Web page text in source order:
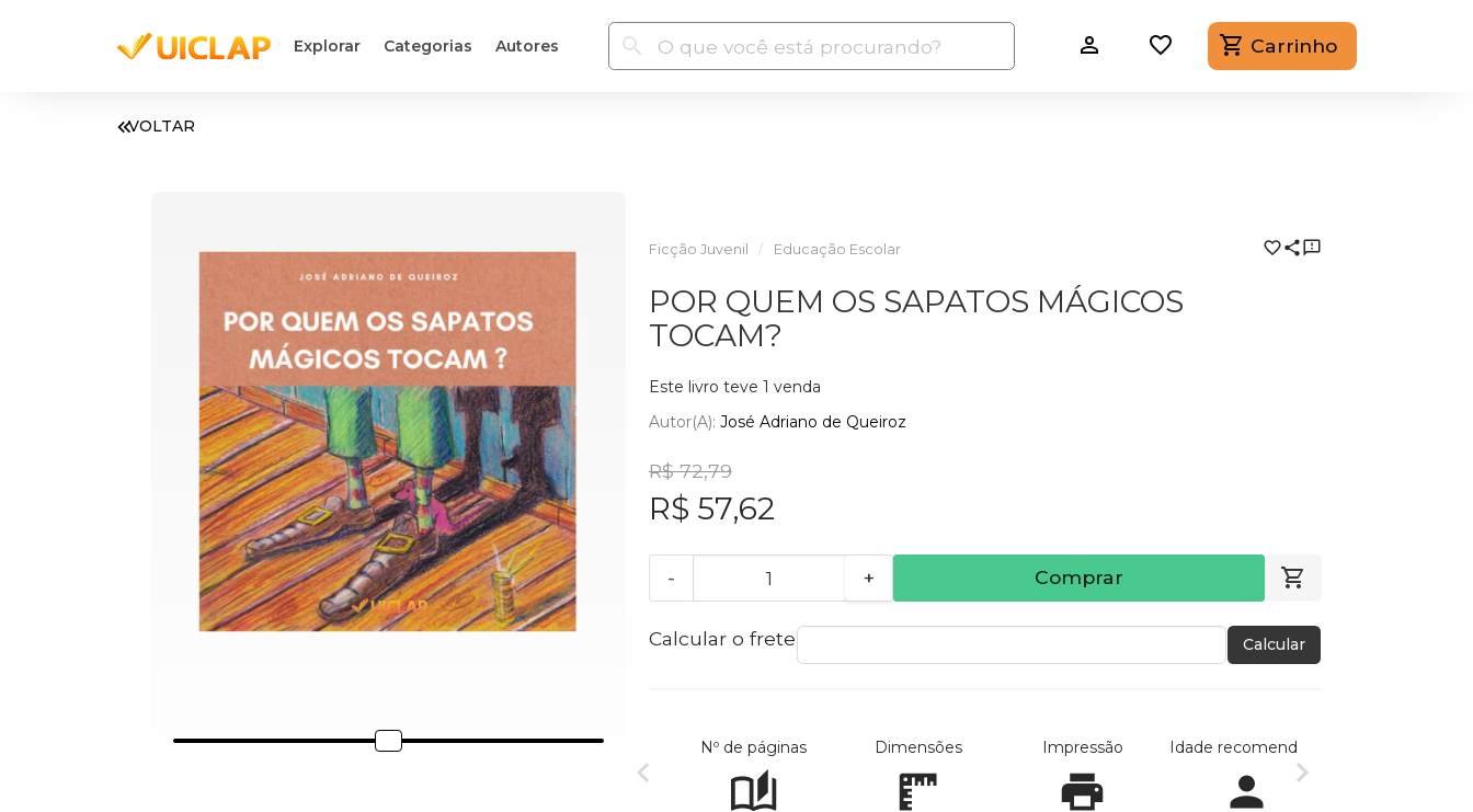
Explorar Categorias Autores Carrinho
VOLTAR
Ficção Juvenil Educação Escolar
POR QUEM OS SAPATOS MÁGICOS
TOCAM?
Este livro teve 1 venda
Autor(a): José Adriano de Queiroz
R$ 72,79
R$ 57,62
- + Comprar
Calcular o frete Calcular
Nº de páginas Dimensões Impressão Idade recomendada